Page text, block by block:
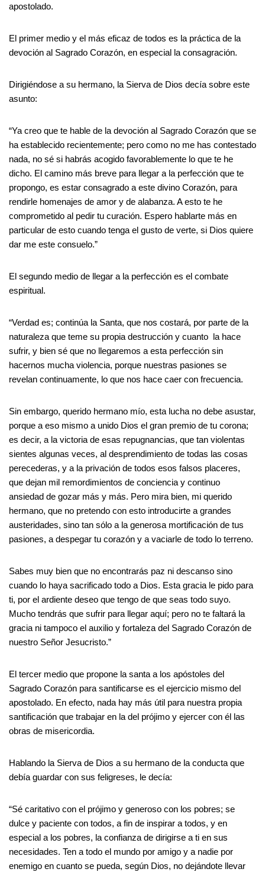
apostolado.
El primer medio y el más eficaz de todos es la práctica de la
devoción al Sagrado Corazón, en especial la consagración.
Dirigiéndose a su hermano, la Sierva de Dios decía sobre este
asunto:
“Ya creo que te hable de la devoción al Sagrado Corazón que se
ha establecido recientemente; pero como no me has contestado
nada, no sé si habrás acogido favorablemente lo que te he
dicho. El camino más breve para llegar a la perfección que te
propongo, es estar consagrado a este divino Corazón, para
rendirle homenajes de amor y de alabanza. A esto te he
comprometido al pedir tu curación. Espero hablarte más en
particular de esto cuando tenga el gusto de verte, si Dios quiere
dar me este consuelo.”
El segundo medio de llegar a la perfección es el combate
espiritual.
“Verdad es; continúa la Santa, que nos costará, por parte de la
naturaleza que teme su propia destrucción y cuanto la hace
sufrir, y bien sé que no llegaremos a esta perfección sin
hacernos mucha violencia, porque nuestras pasiones se
revelan continuamente, lo que nos hace caer con frecuencia.
Sin embargo, querido hermano mío, esta lucha no debe asustar,
porque a eso mismo a unido Dios el gran premio de tu corona;
es decir, a la victoria de esas repugnancias, que tan violentas
sientes algunas veces, al desprendimiento de todas las cosas
perecederas, y a la privación de todos esos falsos placeres,
que dejan mil remordimientos de conciencia y continuo
ansiedad de gozar más y más. Pero mira bien, mi querido
hermano, que no pretendo con esto introducirte a grandes
austeridades, sino tan sólo a la generosa mortificación de tus
pasiones, a despegar tu corazón y a vaciarle de todo lo terreno.
Sabes muy bien que no encontrarás paz ni descanso sino
cuando lo haya sacrificado todo a Dios. Esta gracia le pido para
ti, por el ardiente deseo que tengo de que seas todo suyo.
Mucho tendrás que sufrir para llegar aquí; pero no te faltará la
gracia ni tampoco el auxilio y fortaleza del Sagrado Corazón de
nuestro Señor Jesucristo.”
El tercer medio que propone la santa a los apóstoles del
Sagrado Corazón para santificarse es el ejercicio mismo del
apostolado. En efecto, nada hay más útil para nuestra propia
santificación que trabajar en la del prójimo y ejercer con él las
obras de misericordia.
Hablando la Sierva de Dios a su hermano de la conducta que
debía guardar con sus feligreses, le decía:
“Sé caritativo con el prójimo y generoso con los pobres; se
dulce y paciente con todos, a fin de inspirar a todos, y en
especial a los pobres, la confianza de dirigirse a ti en sus
necesidades. Ten a todo el mundo por amigo y a nadie por
enemigo en cuanto se pueda, según Dios, no dejándote llevar